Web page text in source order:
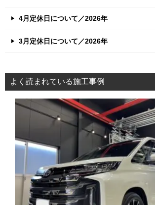
4月定休日について／2026年
3月定休日について／2026年
よく読まれている施工事例